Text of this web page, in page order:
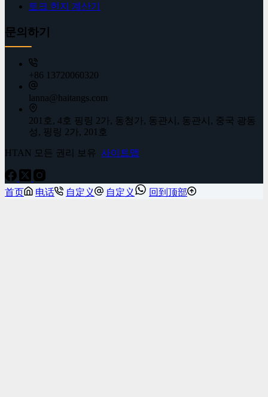
토크 힌지 계산기
문의하기
+86 13720060320
lanna@haitangs.com
201호, 4호 핑링 2가, 동청가, 동관시, 동관시, 중국 광동
성, 핑링 2가, 201호
HTAN 모든 권리 보유 사이트맵
首页 电话 自定义 自定义 回到顶部